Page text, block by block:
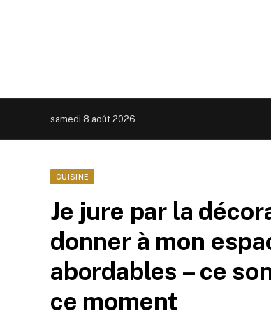
samedi 8 août 2026
CUISINE
Je jure par la
donner à mon
abordables – ce
ce moment